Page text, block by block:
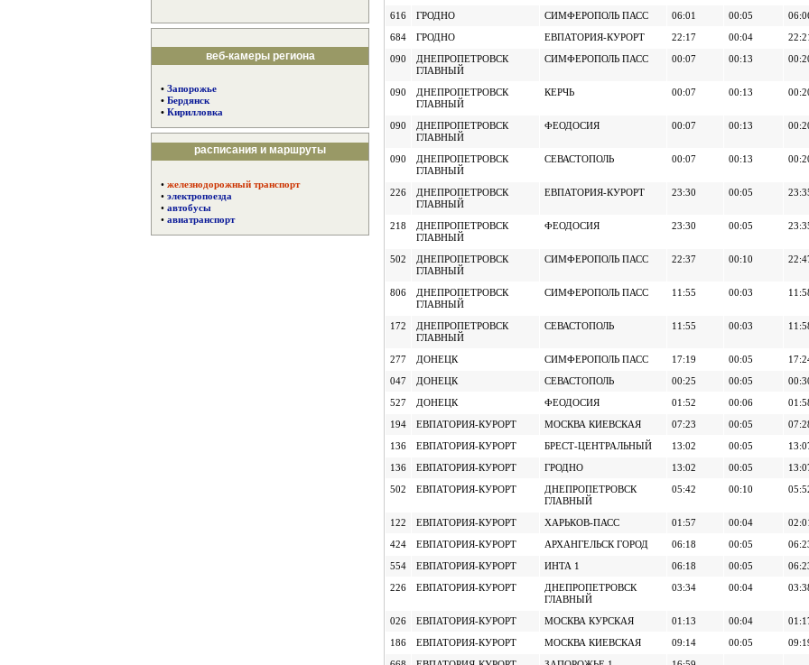
веб-камеры региона
• Запорожье
• Бердянск
• Кирилловка
расписания и маршруты
• железнодорожный транспорт
• электропоезда
• автобусы
• авиатранспорт
616 ГРОДНО СИМФЕРОПОЛЬ ПАСС 06:01 00:05
684 ГРОДНО ЕВПАТОРИЯ-КУРОРТ 22:17 00:04 22:21
090
ДНЕПРОПЕТРОВСК
ГЛАВНЫЙ
СИМФЕРОПОЛЬ ПАСС 00:07 00:13
090
ДНЕПРОПЕТРОВСК
ГЛАВНЫЙ
КЕРЧЬ 00:07 00:13
090
ДНЕПРОПЕТРОВСК
ГЛАВНЫЙ
ФЕОДОСИЯ 00:07 00:13
090
ДНЕПРОПЕТРОВСК
ГЛАВНЫЙ
СЕВАСТОПОЛЬ 00:07 00:13
226
ДНЕПРОПЕТРОВСК
ГЛАВНЫЙ
ЕВПАТОРИЯ-КУРОРТ 23:30 00:05
218
ДНЕПРОПЕТРОВСК
ГЛАВНЫЙ
ФЕОДОСИЯ 23:30 00:05
502
ДНЕПРОПЕТРОВСК
ГЛАВНЫЙ
СИМФЕРОПОЛЬ ПАСС 22:37 00:10
806
ДНЕПРОПЕТРОВСК
ГЛАВНЫЙ
СИМФЕРОПОЛЬ ПАСС 11:55 00:03
172
ДНЕПРОПЕТРОВСК
ГЛАВНЫЙ
СЕВАСТОПОЛЬ 11:55 00:03
277 ДОНЕЦК СИМФЕРОПОЛЬ ПАСС 17:19 00:05
047 ДОНЕЦК СЕВАСТОПОЛЬ 00:25 00:05
527 ДОНЕЦК ФЕОДОСИЯ 01:52 00:06
194 ЕВПАТОРИЯ-КУРОРТ МОСКВА КИЕВСКАЯ 07:23 00:05
136 ЕВПАТОРИЯ-КУРОРТ БРЕСТ-ЦЕНТРАЛЬНЫЙ 13:02 00:05
136 ЕВПАТОРИЯ-КУРОРТ ГРОДНО 13:02 00:05
502 ЕВПАТОРИЯ-КУРОРТ
ДНЕПРОПЕТРОВСК
ГЛАВНЫЙ
05:42 00:10
122 ЕВПАТОРИЯ-КУРОРТ ХАРЬКОВ-ПАСС 01:57 00:04 02:01
424 ЕВПАТОРИЯ-КУРОРТ АРХАНГЕЛЬСК ГОРОД 06:18 00:05
554 ЕВПАТОРИЯ-КУРОРТ ИНТА 1 06:18 00:05
226 ЕВПАТОРИЯ-КУРОРТ
ДНЕПРОПЕТРОВСК
ГЛАВНЫЙ
03:34 00:04
026 ЕВПАТОРИЯ-КУРОРТ МОСКВА КУРСКАЯ 01:13 00:04
186 ЕВПАТОРИЯ-КУРОРТ МОСКВА КИЕВСКАЯ 09:14 00:05